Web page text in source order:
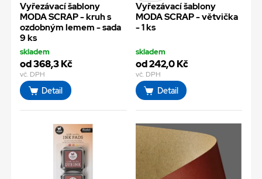
Vyřezávací šablony
MODA SCRAP - kruh s
ozdobným lemem - sada
9 ks
skladem
od 368,3 Kč
vč. DPH
Detail
Vyřezávací šablony
MODA SCRAP - větvička
- 1 ks
skladem
od 242,0 Kč
vč. DPH
Detail